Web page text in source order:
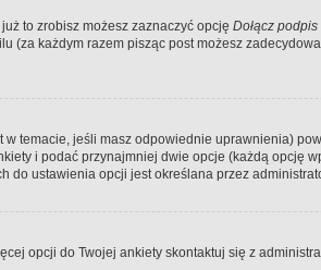
to zrobisz możesz zaznaczyć opcję Dołącz podpis
każdym razem pisząc post możesz
temacie, jeśli masz odpowiednie uprawnienia)
i podać przynajmniej dwie opcje (każdą
do ustawienia opcji jest określana przez
opcji do Twojej ankiety skontaktuj się z